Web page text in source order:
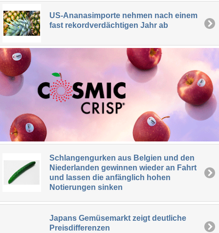
US-Ananasimporte nehmen nach einem
fast rekordverdächtigen Jahr ab
Schlangengurken aus Belgien und den
Niederlanden gewinnen wieder an Fahrt
und lassen die anfänglich hohen
Notierungen sinken
Japans Gemüsemarkt zeigt deutliche
Preisdifferenzen